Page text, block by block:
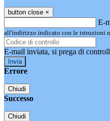
button close ×
E-
all'indirizzo indicato con le istruzioni
E-mail inviata, si prega di
Errore
Chiudi
Successo
Chiudi